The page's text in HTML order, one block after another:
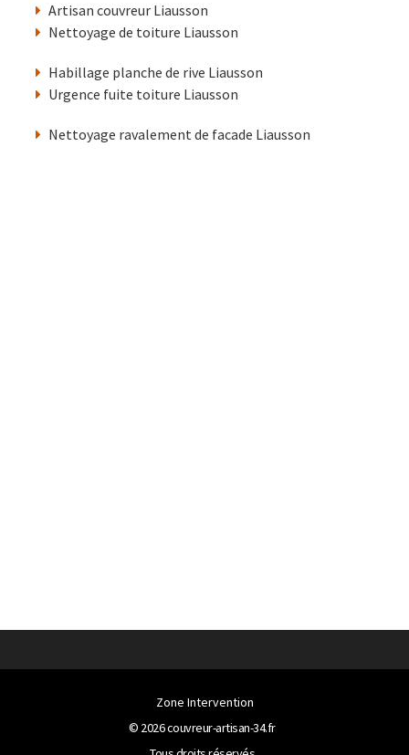
Artisan couvreur Liausson
Nettoyage de toiture Liausson
Habillage planche de rive Liausson
Urgence fuite toiture Liausson
Nettoyage ravalement de facade Liausson
Zone Intervention
© 2026couvreur-artisan-34.fr